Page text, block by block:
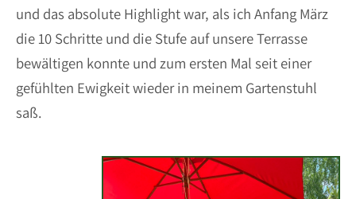
und das absolute Highlight war, als ich Anfang März
die 10 Schritte und die Stufe auf unsere Terrasse
bewältigen konnte und zum ersten Mal seit einer
gefühlten Ewigkeit wieder in meinem Gartenstuhl
saß.